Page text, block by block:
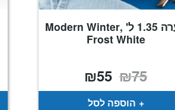
קערה 1.35 ל' ,Modern Winter
Frost White
₪75 המחיר
המקורי
היה:
₪75.
₪55
הוא:
הוספה לסל